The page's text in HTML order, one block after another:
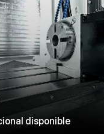
disponible